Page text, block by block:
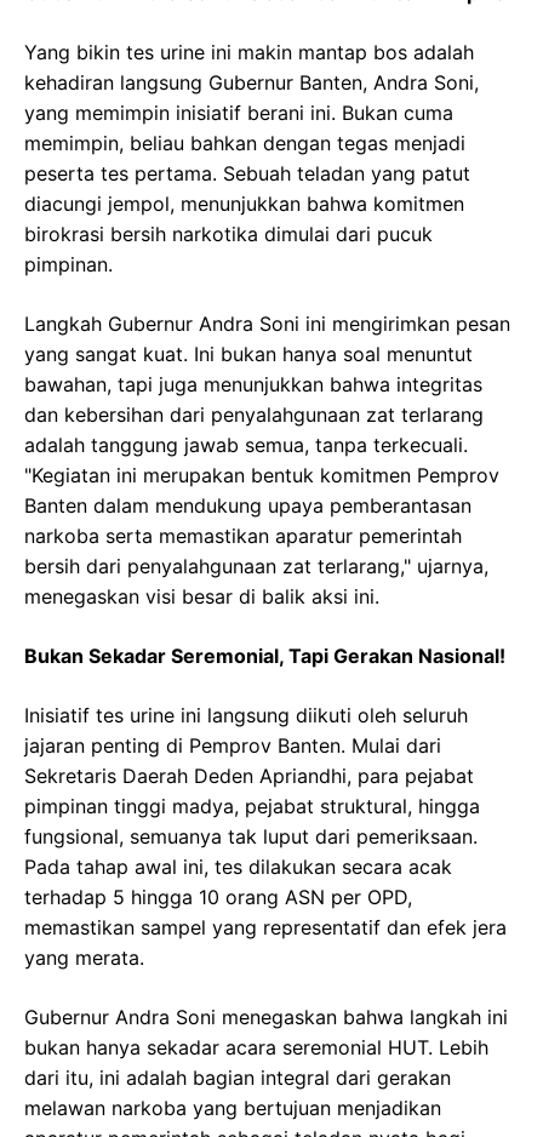
Yang bikin tes urine ini makin mantap bos adalah
kehadiran langsung Gubernur Banten, Andra Soni,
yang memimpin inisiatif berani ini. Bukan cuma
memimpin, beliau bahkan dengan tegas menjadi
peserta tes pertama. Sebuah teladan yang patut
diacungi jempol, menunjukkan bahwa komitmen
birokrasi bersih narkotika dimulai dari pucuk
pimpinan.
Langkah Gubernur Andra Soni ini mengirimkan pesan
yang sangat kuat. Ini bukan hanya soal menuntut
bawahan, tapi juga menunjukkan bahwa integritas
dan kebersihan dari penyalahgunaan zat terlarang
adalah tanggung jawab semua, tanpa terkecuali.
"Kegiatan ini merupakan bentuk komitmen Pemprov
Banten dalam mendukung upaya pemberantasan
narkoba serta memastikan aparatur pemerintah
bersih dari penyalahgunaan zat terlarang," ujarnya,
menegaskan visi besar di balik aksi ini.
Bukan Sekadar Seremonial, Tapi Gerakan Nasional!
Inisiatif tes urine ini langsung diikuti oleh seluruh
jajaran penting di Pemprov Banten. Mulai dari
Sekretaris Daerah Deden Apriandhi, para pejabat
pimpinan tinggi madya, pejabat struktural, hingga
fungsional, semuanya tak luput dari pemeriksaan.
Pada tahap awal ini, tes dilakukan secara acak
terhadap 5 hingga 10 orang ASN per OPD,
memastikan sampel yang representatif dan efek jera
yang merata.
Gubernur Andra Soni menegaskan bahwa langkah ini
bukan hanya sekadar acara seremonial HUT. Lebih
dari itu, ini adalah bagian integral dari gerakan
melawan narkoba yang bertujuan menjadikan